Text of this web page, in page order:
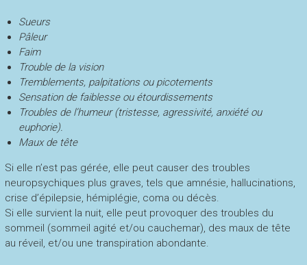
Sueurs
Pâleur
Faim
Trouble de la vision
Tremblements, palpitations ou picotements
Sensation de faiblesse ou étourdissements
Troubles de l’humeur (tristesse, agressivité, anxiété ou
euphorie).
Maux de tête
Si elle n’est pas gérée, elle peut causer des troubles
neuropsychiques plus graves, tels que amnésie, hallucinations,
crise d’épilepsie, hémiplégie, coma ou décès.
Si elle survient la nuit, elle peut provoquer des troubles du
sommeil (sommeil agité et/ou cauchemar), des maux de tête
au réveil, et/ou une transpiration abondante.